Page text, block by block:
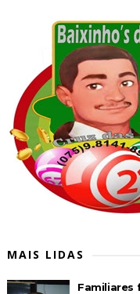
MAIS LIDAS
Familiares